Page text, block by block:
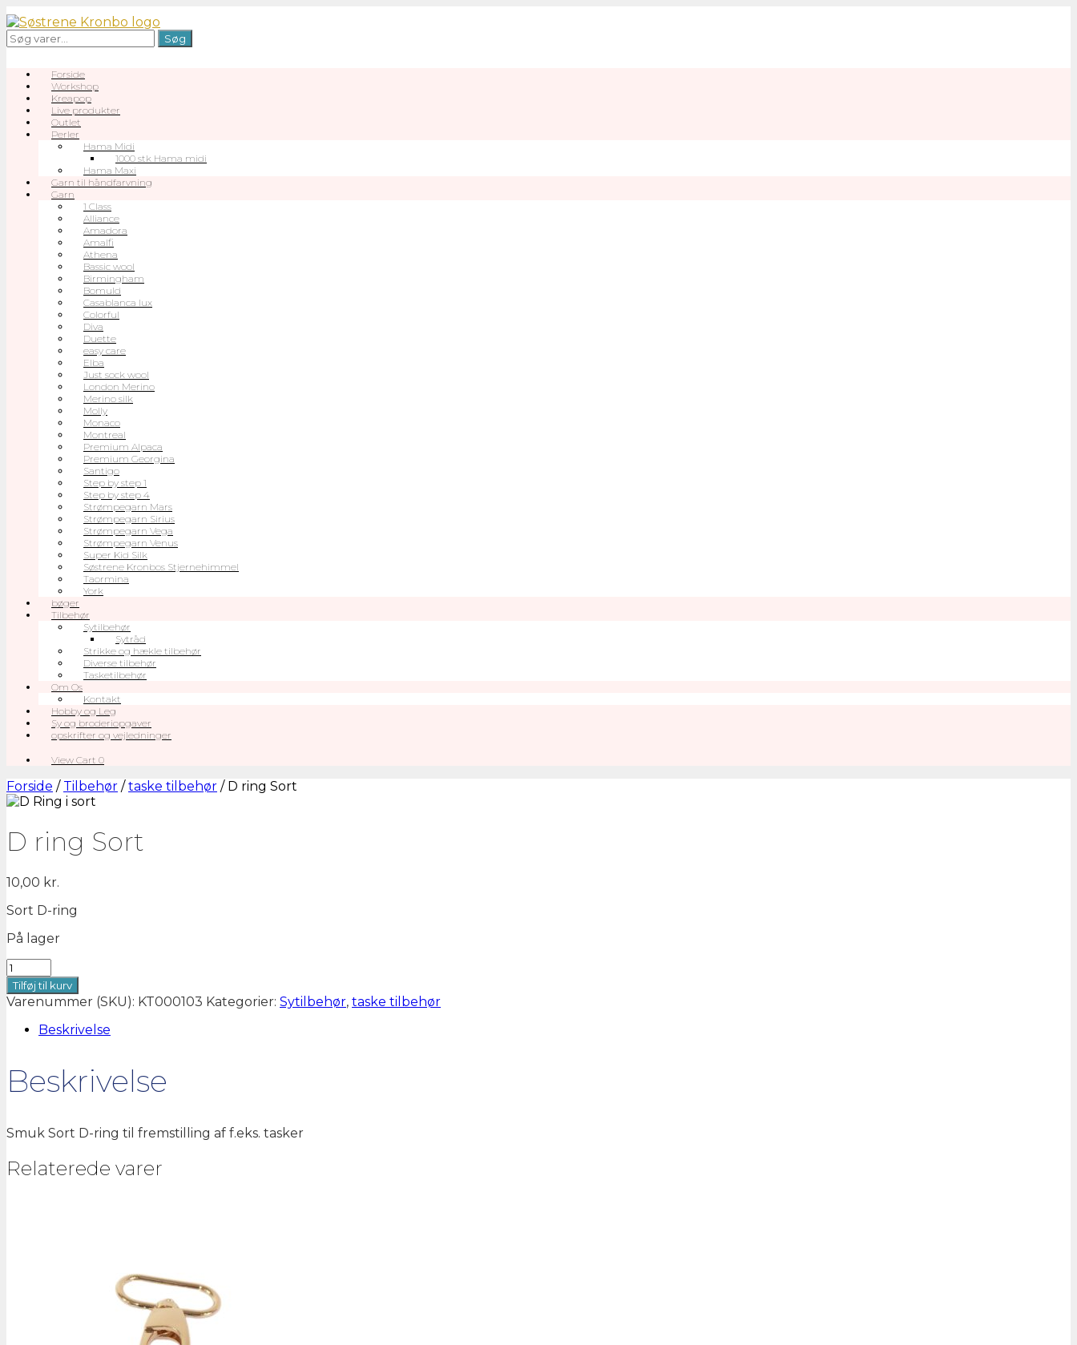
Gå
til
indhold
Søg
efter:
Søg
Forside
Workshop
Kreapop
Live produkter
Outlet
Perler
Hama Midi
1000 stk Hama midi
Hama Maxi
Garn til håndfarvning
Garn
1 Class
Alliance
Amadora
Amalfi
Athena
Bassic wool
Birmingham
Bomuld
Casablanca lux
Colorful
Diva
Duette
easy care
Elba
Just sock wool
London Merino
Merino silk
Molly
Monaco
Montreal
Premium Alpaca
Premium Georgina
Santigo
Step by step 1
Step by step 4
Strømpegarn Mars
Strømpegarn Sirius
Strømpegarn Vega
Strømpegarn Venus
Super Kid Silk
Søstrene Kronbos Stjernehimmel
Taormina
York
bøger
Tilbehør
Sytilbehør
Sytråd
Strikke og hækle tilbehør
Diverse tilbehør
Tasketilbehør
Om Os
Kontakt
Hobby og Leg
Sy og broderiopgaver
opskrifter og vejledninger
View
cart
View Cart 0
Forside / Tilbehør /taske tilbehør / D ring Sort
D ring Sort
10,00 kr.
Sort D-ring
På lager
D
ring
Sort
antal
Tilføj til kurv
Varenummer (SKU): KT000103 Kategorier: Sytilbehør, taske tilbehør
Beskrivelse
Beskrivelse
Smuk Sort D-ring til fremstilling af f.eks. tasker
Relaterede varer